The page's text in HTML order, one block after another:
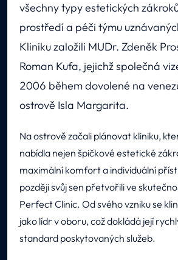
všechny typy estetických
prostředí a péči týmu
Kliniku založili MUDr. Zdeněk
Roman Kufa, jejichž společná
2006 během dovolené na
ostrově Isla Margarita.
Na ostrově začali plánovat kliniku,
nabídla nejen špičkové estetické
maximální komfort a individuální
později svůj sen přetvořili ve
Perfect Clinic. Od svého vzniku se
jako lídr v oboru, což dokládá její
standard poskytovaných služeb.